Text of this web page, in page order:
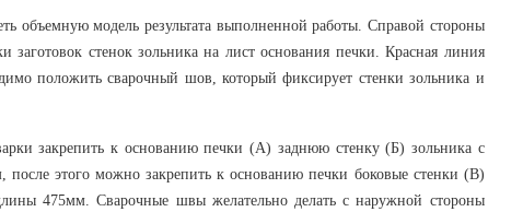
объемную модель результата выполненной работы. Справой стороны
заготовок стенок зольника на лист основания печки. Красная линия
положить сварочный шов, который фиксирует стенки зольника и
закрепить к основанию печки (А) заднюю стенку (Б) зольника с
этого можно закрепить к основанию печки боковые стенки (В)
475мм. Сварочные швы желательно делать с наружной стороны